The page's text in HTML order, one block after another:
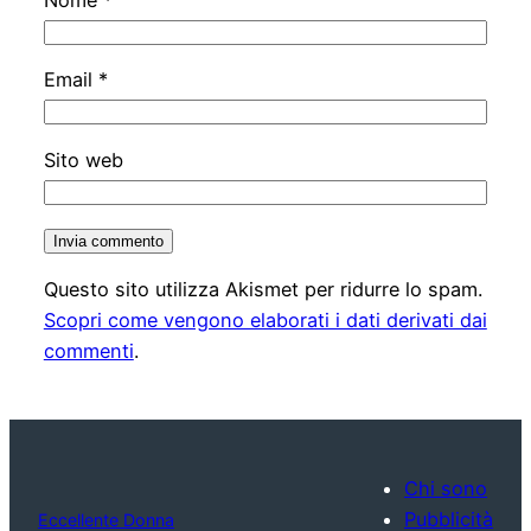
Email *
Sito web
Questo sito utilizza Akismet per ridurre lo spam.
Scopri come vengono elaborati i dati derivati dai
commenti.
Eccellente Donna
Chi sono
Pubblicità